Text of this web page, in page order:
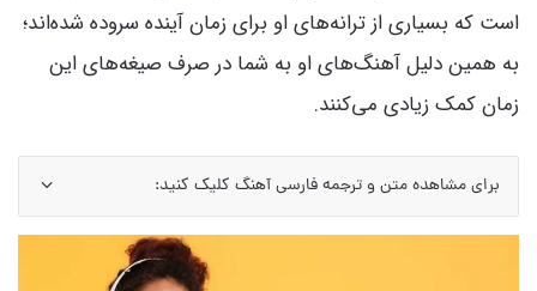
است که بسیاری از ترانه‌های او برای زمان آینده سروده شده‌اند؛
به همین دلیل آهنگ‌های او به شما در صرف صیغه‌های این
زمان کمک زیادی می‌کنند.
برای مشاهده متن و ترجمه فارسی آهنگ کلیک کنید: